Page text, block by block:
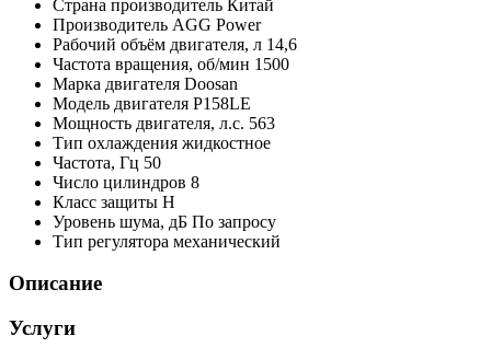
Страна производитель Китай
Производитель AGG Power
Рабочий объём двигателя, л 14,6
Частота вращения, об/мин 1500
Марка двигателя Doosan
Модель двигателя P158LE
Мощность двигателя, л.с. 563
Тип охлаждения жидкостное
Частота, Гц 50
Число цилиндров 8
Класс защиты H
Уровень шума, дБ По запросу
Тип регулятора механический
Описание
Услуги